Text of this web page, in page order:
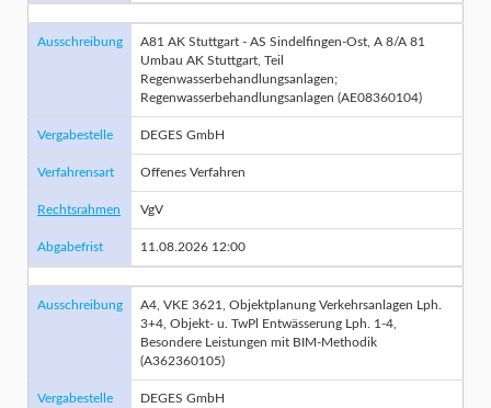
Ausschreibung
A81 AK Stuttgart - AS Sindelfingen-Ost, A 8/A 81
Umbau AK Stuttgart, Teil
Regenwasserbehandlungsanlagen;
Regenwasserbehandlungsanlagen (AE08360104)
Vergabestelle DEGES GmbH
Verfahrensart Offenes Verfahren
Rechtsrahmen VgV
Abgabefrist 11.08.2026 12:00
Ausschreibung
A4, VKE 3621, Objektplanung Verkehrsanlagen Lph.
3+4, Objekt- u. TwPl Entwässerung Lph. 1-4,
Besondere Leistungen mit BIM-Methodik
(A362360105)
Vergabestelle DEGES GmbH